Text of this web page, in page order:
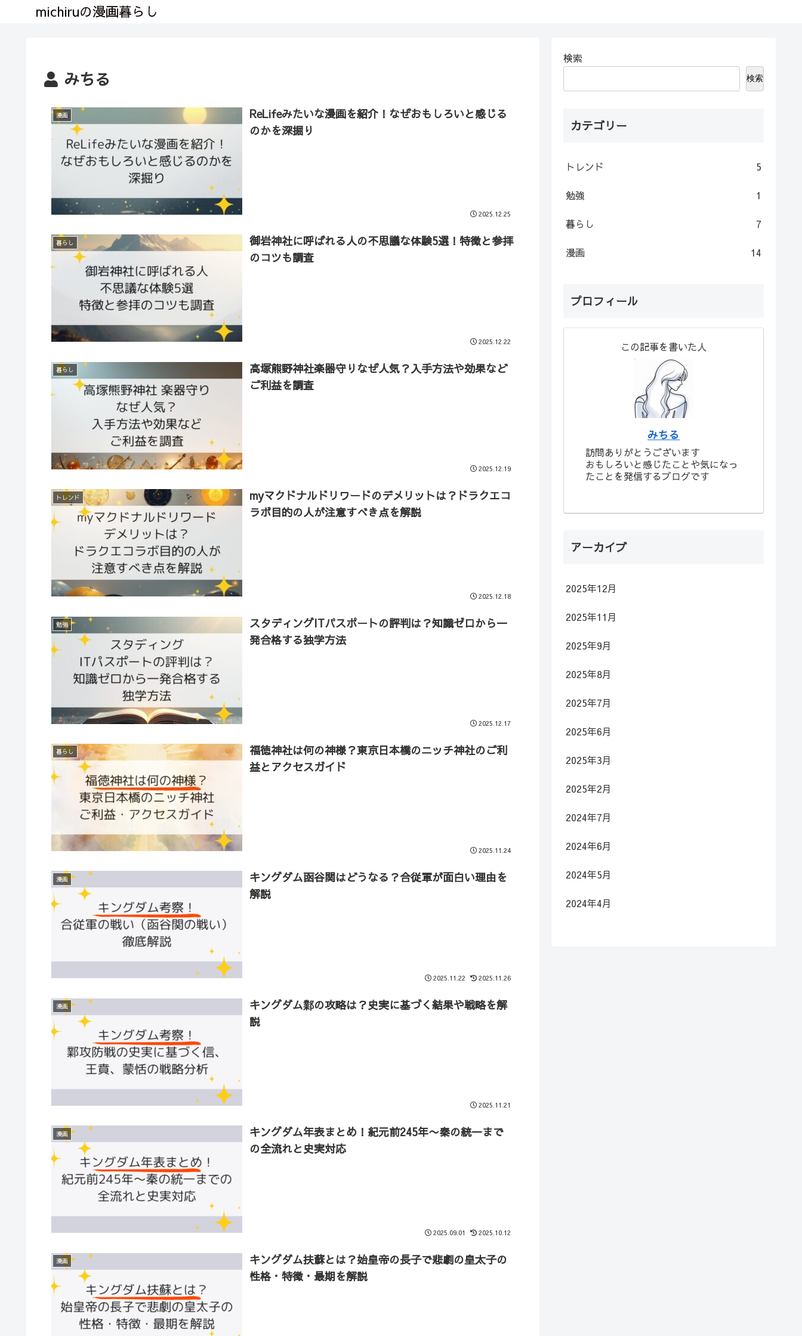
michiruの漫画暮らし
みちる
漫画
ReLifeみたいな漫画を紹介！なぜおもしろいと感じる
のかを深掘り
2025.12.25
暮らし
御岩神社に呼ばれる人の不思議な体験5選！特徴と参拝
のコツも調査
2025.12.22
暮らし
高塚熊野神社楽器守りなぜ人気？入手方法や効果など
ご利益を調査
2025.12.19
トレンド
myマクドナルドリワードのデメリットは？ドラクエコ
ラボ目的の人が注意すべき点を解説
2025.12.18
勉強
スタディングITパスポートの評判は？知識ゼロから一
発合格する独学方法
2025.12.17
暮らし
福徳神社は何の神様？東京日本橋のニッチ神社のご利
益とアクセスガイド
2025.11.24
漫画
キングダム函谷関はどうなる？合従軍が面白い理由を
解説
2025.11.22 2025.11.26
漫画
キングダム鄴の攻略は？史実に基づく結果や戦略を解
説
2025.11.21
漫画
キングダム年表まとめ！紀元前245年〜秦の統一まで
の全流れと史実対応
2025.09.01 2025.10.12
漫画
キングダム扶蘇とは？始皇帝の長子で悲劇の皇太子の
性格・特徴・最期を解説
検索
検索
カテゴリー
トレンド 5
勉強 1
暮らし 7
漫画 14
プロフィール
この記事を書いた人
みちる
訪問ありがとうございます
おもしろいと感じたことや気になっ
たことを発信するブログです
アーカイブ
2025年12月
2025年11月
2025年9月
2025年8月
2025年7月
2025年6月
2025年3月
2025年2月
2024年7月
2024年6月
2024年5月
2024年4月